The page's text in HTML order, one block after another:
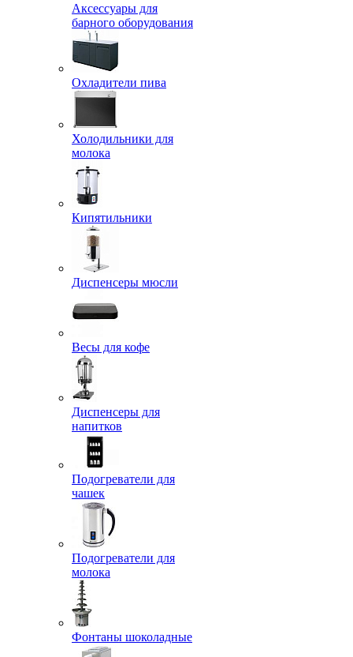
Аксессуары для
барного оборудования
Охладители пива
Холодильники для
молока
Кипятильники
Диспенсеры мюсли
Весы для кофе
Диспенсеры для
напитков
Подогреватели для
чашек
Подогреватели для
молока
Фонтаны шоколадные